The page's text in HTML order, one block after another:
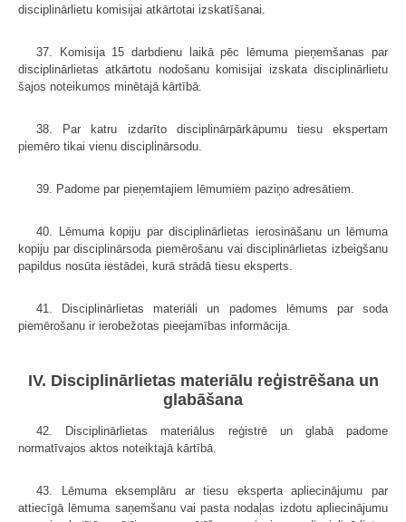
disciplinārlietu komisijai atkārtotai izskatīšanai.
37. Komisija 15 darbdienu laikā pēc lēmuma pieņemšanas par
disciplinārlietas atkārtotu nodošanu komisijai izskata disciplinārlietu
šajos noteikumos minētajā kārtībā.
38. Par katru izdarīto disciplinārpārkāpumu tiesu ekspertam
piemēro tikai vienu disciplinārsodu.
39. Padome par pieņemtajiem lēmumiem paziņo adresātiem.
40. Lēmuma kopiju par disciplinārlietas ierosināšanu un lēmuma
kopiju par disciplinārsoda piemērošanu vai disciplinārlietas izbeigšanu
papildus nosūta iestādei, kurā strādā tiesu eksperts.
41. Disciplinārlietas materiāli un padomes lēmums par soda
piemērošanu ir ierobežotas pieejamības informācija.
IV. Disciplinārlietas materiālu reģistrēšana un
glabāšana
42. Disciplinārlietas materiālus reģistrē un glabā padome
normatīvajos aktos noteiktajā kārtībā.
43. Lēmuma eksemplāru ar tiesu eksperta apliecinājumu par
attiecīgā lēmuma saņemšanu vai pasta nodaļas izdotu apliecinājumu